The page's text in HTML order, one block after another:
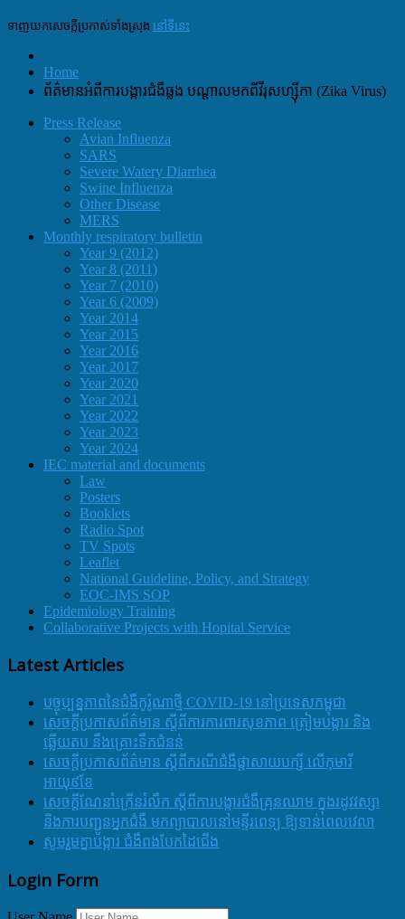
ទាញយកសេចក្តីប្រកាស់ទាំងស្រុង នៅទីនេះ
Home
ព័ត៌មានអំពីការបង្ការជំងឺឆ្លង បណ្តាលមកពីវីរុសហ្ស៊ីកា (Zika Virus)
Press Release
Avian Influenza
SARS
Severe Watery Diarrhea
Swine Influenza
Other Disease
MERS
Monthly respiratory bulletin
Year 9 (2012)
Year 8 (2011)
Year 7 (2010)
Year 6 (2009)
Year 2014
Year 2015
Year 2016
Year 2017
Year 2020
Year 2021
Year 2022
Year 2023
Year 2024
IEC material and documents
Law
Posters
Booklets
Radio Spot
TV Spots
Leaflet
National Guideline, Policy, and Strategy
EOC-IMS SOP
Epidemiology Training
Collaborative Projects with Hopital Service
Latest Articles
បច្ចុប្បន្នភាពនៃជំងឺកូរ៉ូណាថ្មី COVID-19 នៅប្រទេសកម្ពុជា
សេចក្តីប្រកាសព័ត៌មាន ស្តីពីការការពារសុខភាព ត្រៀមបង្ការ និង
ឆ្លើយតប នឹងគ្រោះទឹកជំនន់
សេចក្តីប្រកាសព័ត៌មាន ស្តីពីករណីជំងឺផ្តាសាយបក្សី លើកុមារី
អាយុ៩ខែ
សេចក្ដីណែនាំក្រើនរំលឹក ស្ដីពីការបង្ការជំងឺគ្រុនឈាម ក្នុងរដូវវស្សា
និងការបញ្ជូនអ្នកជំងឺ មកព្យាបាលនៅមន្ទីរពេទ្យ ឱ្យទាន់ពេលវេលា
សូមរួមគ្នាបង្ការ ជំងឺពងបែកដៃជើង
Login Form